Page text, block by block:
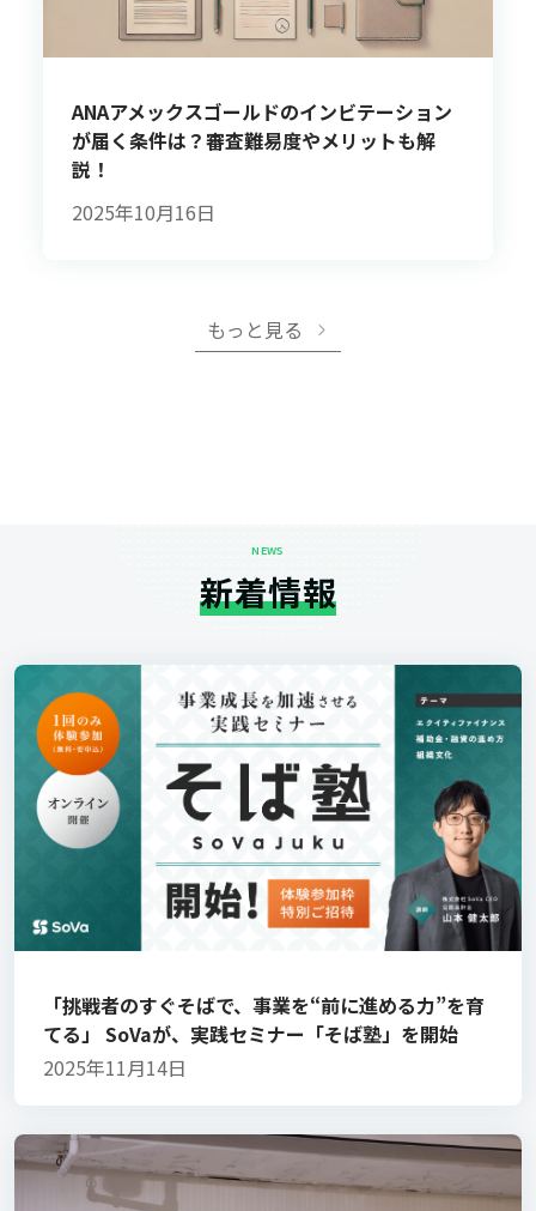
ANAアメックスゴールドのインビテーション
が届く条件は？審査難易度やメリットも解
説！
2025年10月16日
もっと見る
NEWS
新着情報
「挑戦者のすぐそばで、事業を“前に進める力”を育
てる」 SoVaが、実践セミナー「そば塾」を開始
2025年11月14日